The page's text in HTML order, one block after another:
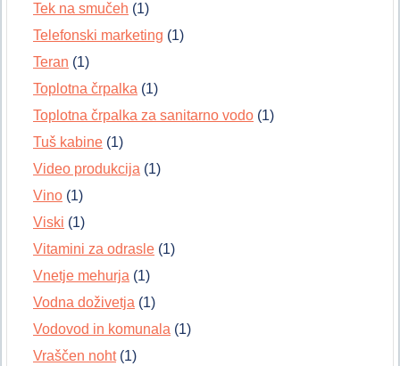
Tek na smučeh (1)
Telefonski marketing (1)
Teran (1)
Toplotna črpalka (1)
Toplotna črpalka za sanitarno vodo (1)
Tuš kabine (1)
Video produkcija (1)
Vino (1)
Viski (1)
Vitamini za odrasle (1)
Vnetje mehurja (1)
Vodna doživetja (1)
Vodovod in komunala (1)
Vraščen noht(1)